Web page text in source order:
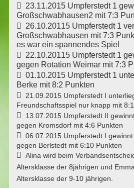
 23.11.2015 Umpferstedt 1
Großschwabhausen2 mit 7:3
 26.10.20115 Umpferstedt 1
Großschwabhausen mit 7:3
es war ein spannendes Spiel
 22.10.20115 Umpferstedt 1
gegen Rotation Weimar mit 7:3
 01.10.2015 Umpferstedt 1
Berke mit 8:2 Punkten

21.09.2015 Umpferstedt I
Freundschaftsspiel nur knapp mit

13.07.2015 Umpferstedt II
gegen Kromsdorf mit 4:6 Punkten

06.07.2015 Umpferstedt I
gegen Berlstedt mit 6:10 Punkten

Alina wird beim
Altersklasse der 8jährigen und
Altersklasse der 9-10 jährigen.